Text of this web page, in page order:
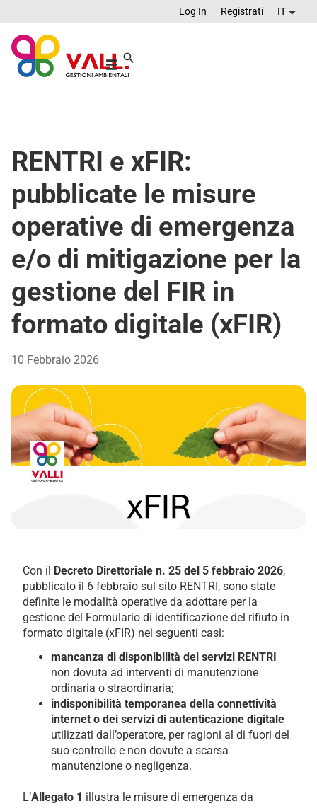
Log In Registrati IT
RENTRI e xFIR:
pubblicate le misure
operative di emergenza
e/o di mitigazione per la
gestione del FIR in
formato digitale (xFIR)
10 Febbraio 2026
Con il Decreto Direttoriale n. 25 del 5 febbraio 2026,
pubblicato il 6 febbraio sul sito RENTRI, sono state
definite le modalità operative da adottare per la
gestione del Formulario di identificazione del rifiuto in
formato digitale (xFIR) nei seguenti casi:
mancanza di disponibilità dei servizi RENTRI
non dovuta ad interventi di manutenzione
ordinaria o straordinaria;
indisponibilità temporanea della connettività
internet o dei servizi di autenticazione digitale
utilizzati dall’operatore, per ragioni al di fuori del
suo controllo e non dovute a scarsa
manutenzione o negligenza.
L’Allegato 1 illustra le misure di emergenza da